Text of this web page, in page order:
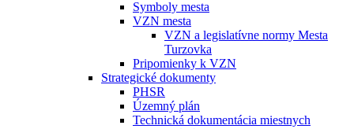
Symboly mesta
VZN mesta
VZN a legislatívne normy Mesta
Turzovka
Pripomienky k VZN
Strategické dokumenty
PHSR
Územný plán
Technická dokumentácia miestnych